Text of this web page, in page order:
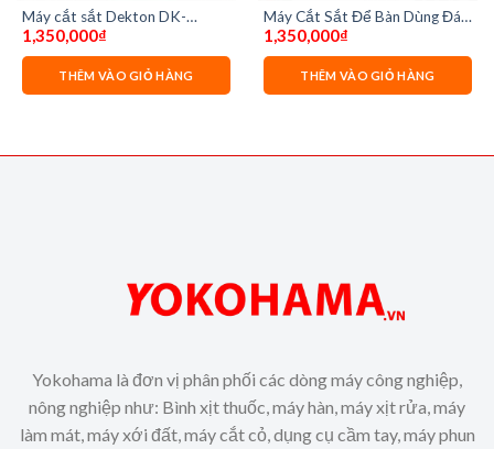
Máy cắt sắt Dekton DK-
CS2400
1,350,000₫
THÊM VÀO GIỎ HÀNG
Máy Cắt Sắt Để Bàn Dùng Đá
355MM Dekton DK-CS2400
1,350,000₫
THÊM VÀO GIỎ HÀNG
Yokohama là đơn vị phân phối các dòng máy công nghiệp,
nông nghiệp như: Bình xịt thuốc, máy hàn, máy xịt rửa, máy
làm mát, máy xới đất, máy cắt cỏ, dụng cụ cầm tay, máy phun